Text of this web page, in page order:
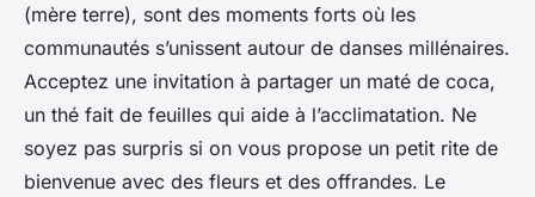
(mère terre), sont des moments forts où les
communautés s’unissent autour de danses millénaires.
Acceptez une invitation à partager un maté de coca,
un thé fait de feuilles qui aide à l’acclimatation. Ne
soyez pas surpris si on vous propose un petit rite de
bienvenue avec des fleurs et des offrandes. Le